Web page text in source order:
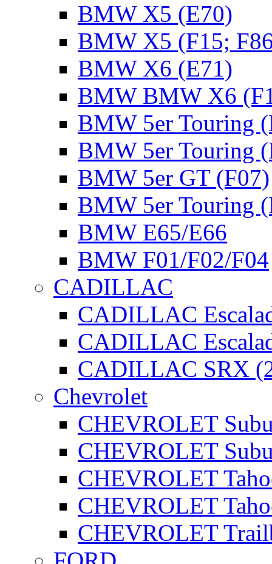
BMW X5 (E70)
BMW X5 (F15;
BMW X6 (E71)
BMW BMW X6
BMW 5er Touring
BMW 5er Touring
BMW 5er GT (F07)
BMW 5er Touring
BMW E65/E66
BMW F01/F02/F04
CADILLAC
CADILLAC
CADILLAC
CADILLAC SRX
Chevrolet
CHEVROLET
CHEVROLET
CHEVROLET
CHEVROLET
CHEVROLET